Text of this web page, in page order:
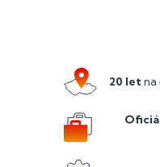
20 letna